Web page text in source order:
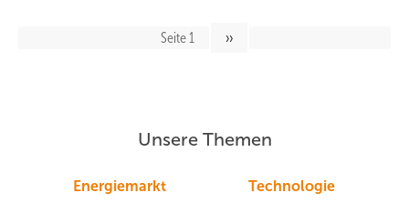
Seite 1
Nächste
››
Unsere Themen
Energiemarkt Technologie